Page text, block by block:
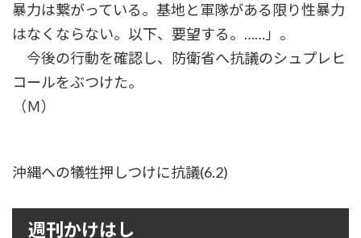
暴力は繋がっている。基地と軍隊がある限り性暴力
はなくならない。以下、要望する。……」。
今後の行動を確認し、防衛省へ抗議のシュプレヒ
コールをぶつけた。
（Ｍ）
沖縄への犠牲押しつけに抗議(6.2)
週刊かけはし